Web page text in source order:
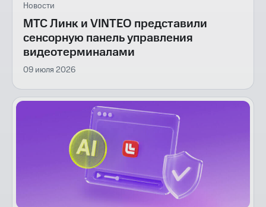
Новости
МТС Линк и VINTEO представили
сенсорную панель управления
видеотерминалами
09 июля 2026